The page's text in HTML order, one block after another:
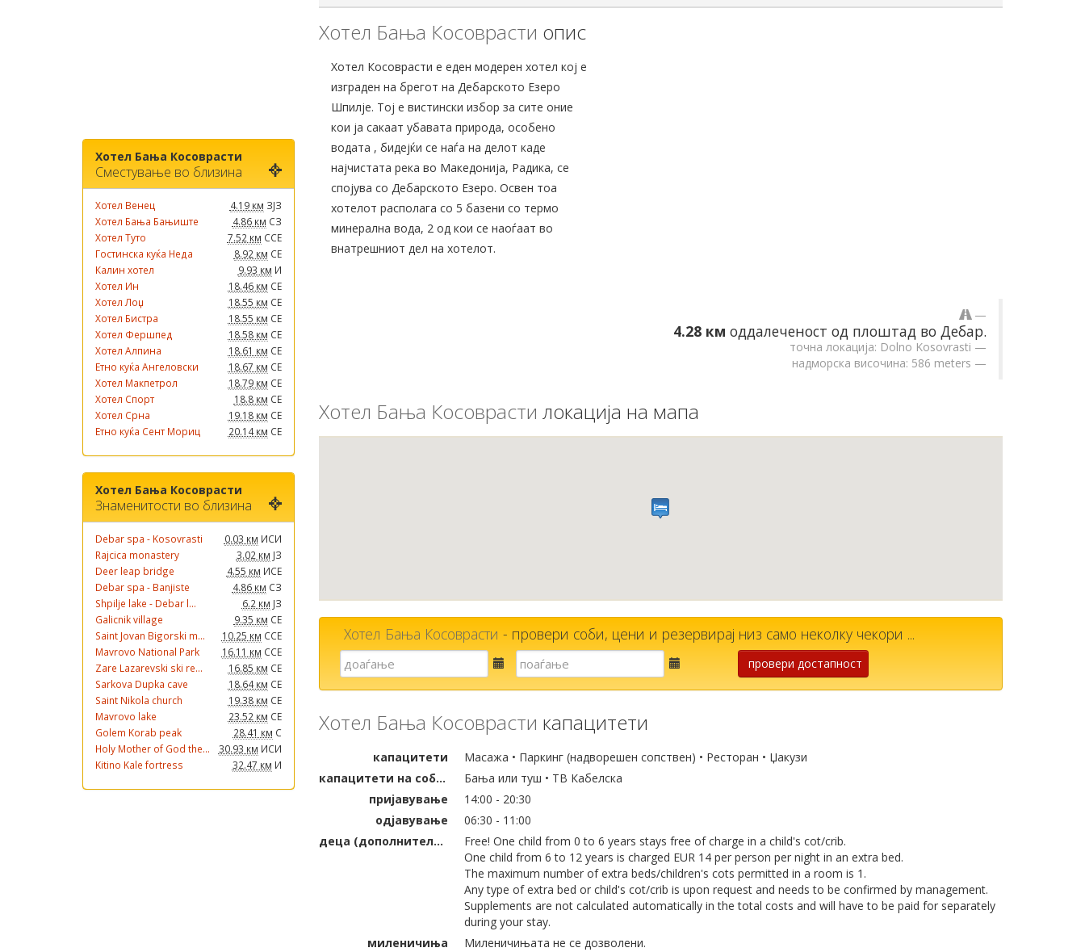
Хотел Бања Косоврасти
Сместување во близина
Хотел Венец 4.19 км ЗЈЗ
Хотел Бања Бањиште
4.86 км СЗ
Хотел Туто
7.52 км ССЕ
Гостинска куќа Неда
8.92 км СЕ
Калин хотел
9.93 км И
Хотел Ин
18.46 км СЕ
Хотел Лоџ
18.55 км СЕ
Хотел Бистра
18.55 км СЕ
Хотел Фершпед
18.58 км СЕ
Хотел Алпина
18.61 км СЕ
Етно куќа Ангеловски
18.67 км СЕ
Хотел Макпетрол
18.79 км СЕ
Хотел Спорт
18.8 км СЕ
Хотел Срна
19.18 км СЕ
Етно куќа Сент Мориц
20.14 км СЕ
Хотел Бања Косоврасти
Знаменитости во близина
Debar spa - Kosovrasti 0.03 км ИСИ
Rajcica monastery
3.02 км ЈЗ
Deer leap bridge
4.55 км ИСЕ
Debar spa - Banjiste
4.86 км СЗ
Shpilje lake - Debar l...
6.2 км ЈЗ
Galicnik village
9.35 км СЕ
Saint Jovan Bigorski m...
10.25 км ССЕ
Mavrovo National Park
16.11 км ССЕ
Zare Lazarevski ski re...
16.85 км СЕ
Sarkova Dupka cave
18.64 км СЕ
Saint Nikola church
19.38 км СЕ
Mavrovo lake
23.52 км СЕ
Golem Korab peak
28.41 км С
Holy Mother of God the...
30.93 км ИСИ
Kitino Kale fortress
32.47 км И
Хотел Бања Косоврасти опис
Хотел Косоврасти е еден модерен хотел кој е
изграден на брегот на Дебарското Езеро
Шпилје. Тој е вистински избор за сите оние
кои ја сакаат убавата природа, особено
водата , бидејќи се наѓа на делот каде
најчистата река во Македонија, Радика, се
спојува со Дебарското Езеро. Освен тоа
хотелот располага со 5 базени со термо
минерална вода, 2 од кои се наоѓаат во
внатрешниот дел на хотелот.
4.28 км оддалеченост од плоштад во Дебар.
точна локација: Dolno Kosovrasti
надморска височина: 586 meters
Хотел Бања Косоврасти локација на мапа
Хотел Бања Косоврасти - провери соби, цени и резервирај низ само неколку чекори ...
Е-
пошта
Е-
пошта
провери достапност
Хотел Бања Косоврасти капацитети
капацитети
Масажа • Паркинг (надворешен сопствен) • Ресторан • Џакузи
капацитети на собата
Бања или туш • ТВ Кабелска
пријавување
14:00 - 20:30
одјавување
06:30 - 11:00
деца (дополнителни кревети)
Free! One child from 0 to 6 years stays free of charge in a child's cot/crib.
One child from 6 to 12 years is charged EUR 14 per person per night in an extra bed.
The maximum number of extra beds/children's cots permitted in a room is 1.
Any type of extra bed or child's cot/crib is upon request and needs to be confirmed by management.
Supplements are not calculated automatically in the total costs and will have to be paid for separately
during your stay.
миленичиња
Миленичињата не се дозволени.